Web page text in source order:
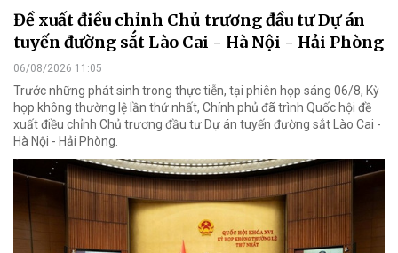
Đề xuất điều chỉnh Chủ trương đầu tư Dự án
tuyến đường sắt Lào Cai - Hà Nội - Hải Phòng
06/08/2026 11:05
Trước những phát sinh trong thực tiễn, tại phiên họp sáng 06/8, Kỳ
họp không thường lệ lần thứ nhất, Chính phủ đã trình Quốc hội đề
xuất điều chỉnh Chủ trương đầu tư Dự án tuyến đường sắt Lào Cai -
Hà Nội - Hải Phòng.